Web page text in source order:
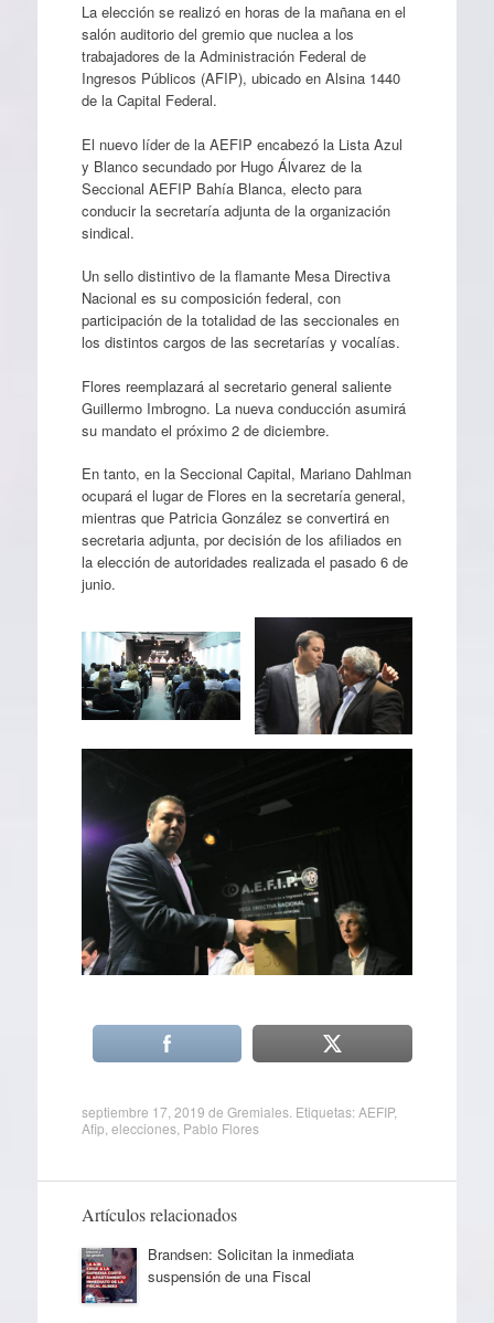
La elección se realizó en horas de la mañana en el
salón auditorio del gremio que nuclea a los
trabajadores de la Administración Federal de
Ingresos Públicos (AFIP), ubicado en Alsina 1440
de la Capital Federal.
El nuevo líder de la AEFIP encabezó la Lista Azul
y Blanco secundado por Hugo Álvarez de la
Seccional AEFIP Bahía Blanca, electo para
conducir la secretaría adjunta de la organización
sindical.
Un sello distintivo de la flamante Mesa Directiva
Nacional es su composición federal, con
participación de la totalidad de las seccionales en
los distintos cargos de las secretarías y vocalías.
Flores reemplazará al secretario general saliente
Guillermo Imbrogno. La nueva conducción asumirá
su mandato el próximo 2 de diciembre.
En tanto, en la Seccional Capital, Mariano Dahlman
ocupará el lugar de Flores en la secretaría general,
mientras que Patricia González se convertirá en
secretaria adjunta, por decisión de los afiliados en
la elección de autoridades realizada el pasado 6 de
junio.
septiembre 17, 2019 de Gremiales. Etiquetas:AEFIP,
Afip elecciones, Pablo Flores
Artículos relacionados
Brandsen: Solicitan la inmediata
suspensión de una Fiscal